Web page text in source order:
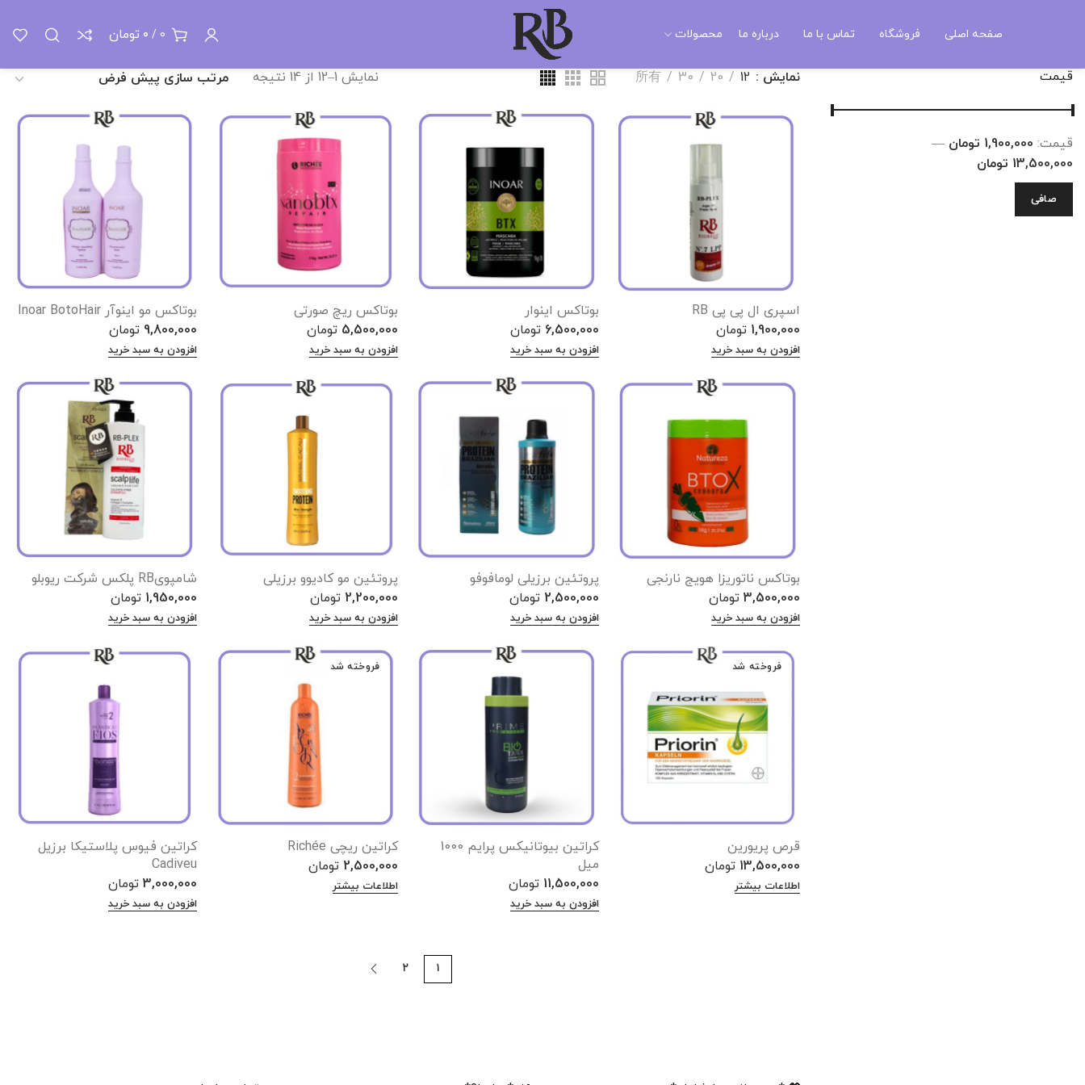
صفحه اصلی فروشگاه تماس با ما درباره ما محصولات 0
/
0 تومان
قیمت
صافی
قيمت: 1,900,000 تومان
—
13,500,000 تومان
نمایش 12
20
30
所有 نمایش 1–12 از 14 نتیجه
اسپری ال پی پی RB
1,900,000 تومان
افزودن به سبد خرید
بوتاکس اینوار
6,500,000 تومان
افزودن به سبد خرید
بوتاکس ریچ صورتی
5,500,000 تومان
افزودن به سبد خرید
بوتاکس مو اینوآر Inoar BotoHair
9,800,000 تومان
افزودن به سبد خرید
بوتاکس ناتوریزا هویج نارنجی
3,500,000 تومان
افزودن به سبد خرید
پروتئین برزیلی لومافوفو
2,500,000 تومان
افزودن به سبد خرید
پروتئین مو کادیوو برزیلی
2,200,000 تومان
افزودن به سبد خرید
شامپویRB پلکس شرکت ریوبلو
1,950,000 تومان
افزودن به سبد خرید
فروخته شد
قرص پریورین
13,500,000 تومان
اطلاعات بیشتر
کراتین بیوتانیکس پرایم 1000
میل
11,500,000 تومان
افزودن به سبد خرید
فروخته شد
کراتین ریچی Richée
2,500,000 تومان
اطلاعات بیشتر
کراتین فیوس پلاستیکا برزیل
Cadiveu
3,000,000 تومان
افزودن به سبد خرید
۱ ۲